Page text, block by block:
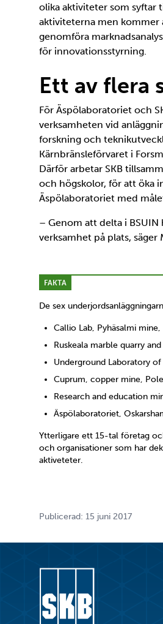
olika aktiviteter som syftar
aktiviteterna men kommer
genomföra
för innovationsstyrning.
Ett av flera
För Äspölaboratoriet och
verksamheten vid
forskning och
Kärnbränsleförvaret i
Därför arbetar SKB
och högskolor, för att öka
Äspölaboratoriet med
– Genom att delta i
verksamhet på plats, säger
FAKTA
De sex
Callio Lab, Pyhäsalmi mine,
Ruskeala marble quarry
Underground Laboratory
Cuprum, copper mine,
Research and education
Äspölaboratoriet,
Ytterligare ett 15-tal företag
och organisationer som har
aktiveteter.
Publicerad: 15 juni 2017